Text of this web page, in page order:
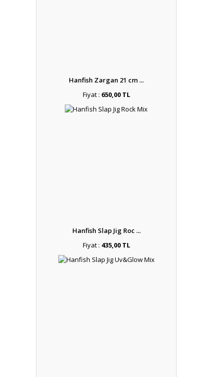
Hanfish Zargan 21 cm ...
Fiyat : 650,00 TL
Hanfish Slap Jig Roc ...
Fiyat : 435,00 TL